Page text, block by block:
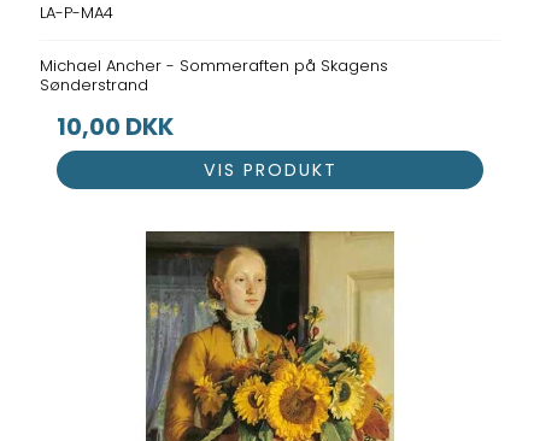
LA-P-MA4
Michael Ancher - Sommeraften på Skagens
Sønderstrand
10,00 DKK
VIS PRODUKT